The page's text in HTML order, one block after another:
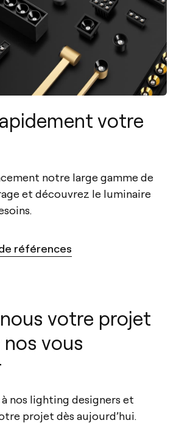
votre
notre large gamme de
et découvrez le luminaire
références
votre projet
vous
nos lighting designers et
projet dès aujourd’hui.